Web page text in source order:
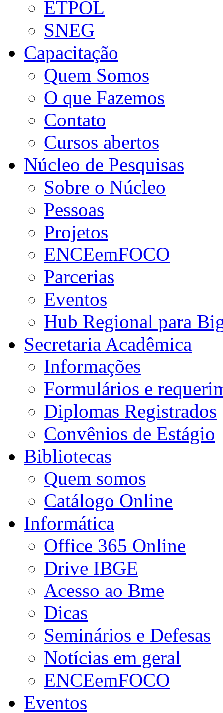
ETPOL
SNEG
Capacitação
Quem Somos
O que Fazemos
Contato
Cursos abertos
Núcleo de Pesquisas
Sobre o Núcleo
Pessoas
Projetos
ENCEemFOCO
Parcerias
Eventos
Hub Regional para
Secretaria Acadêmica
Informações
Formulários e
Diplomas Registrados
Convênios de Estágio
Bibliotecas
Quem somos
Catálogo Online
Informática
Office 365 Online
Drive IBGE
Acesso ao Bme
Dicas
Seminários e Defesas
Notícias em geral
ENCEemFOCO
Eventos